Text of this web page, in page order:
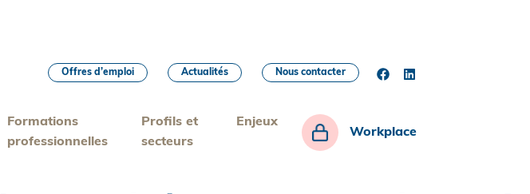
Formations
professionnelles
Profils et
secteurs
Enjeux
Workplace
Offres d’emploi Actualités Nous contacter